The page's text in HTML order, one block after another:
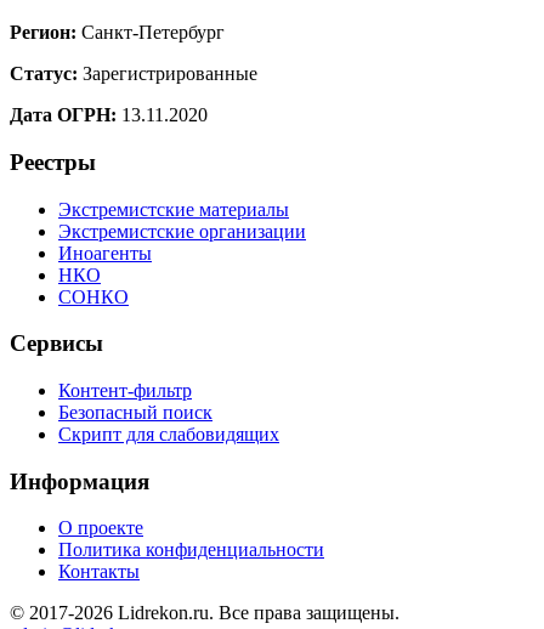
Регион: Санкт-Петербург
Статус: Зарегистрированные
Дата ОГРН: 13.11.2020
Реестры
Экстремистские материалы
Экстремистские организации
Иноагенты
НКО
СОНКО
Сервисы
Контент-фильтр
Безопасный поиск
Скрипт для слабовидящих
Информация
О проекте
Политика конфиденциальности
Контакты
© 2017-2026 Lidrekon.ru. Все права защищены.